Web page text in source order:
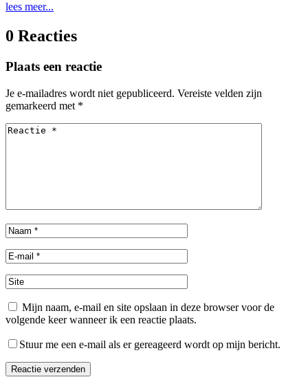
lees meer...
0 Reacties
Plaats een reactie
Je e-mailadres wordt niet gepubliceerd. Vereiste velden zijn
gemarkeerd met *
Mijn naam, e-mail en site opslaan in deze browser voor de
volgende keer wanneer ik een reactie plaats.
Stuur me een e-mail als er gereageerd wordt op mijn bericht.
Reactie verzenden